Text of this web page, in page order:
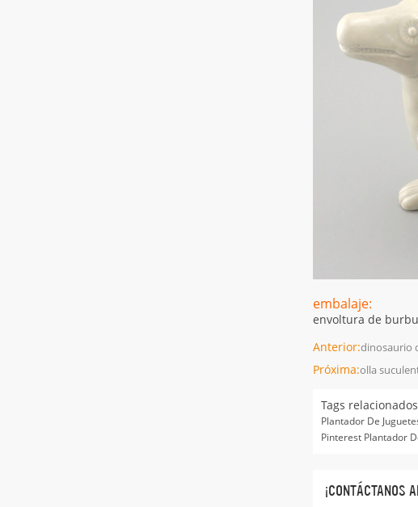
embalaje:
envoltura de
Anterior:dinosaurio
Próxima:olla
Tags
Plantador De
Pinterest Plantador
¡CONTÁCTANOS